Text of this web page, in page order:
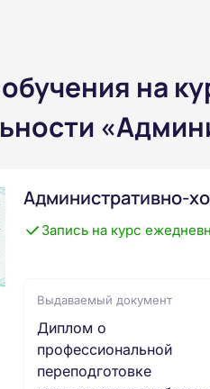
на
Административно-
Запись на курс
Выдаваемый документ
Диплом о
профессиональной
переподготовке